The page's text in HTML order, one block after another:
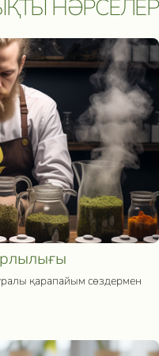
НӘРСЕЛЕР
қарапайым сөздермен
с 1 августа 2025 по 15 мая 2026. Подробнее: